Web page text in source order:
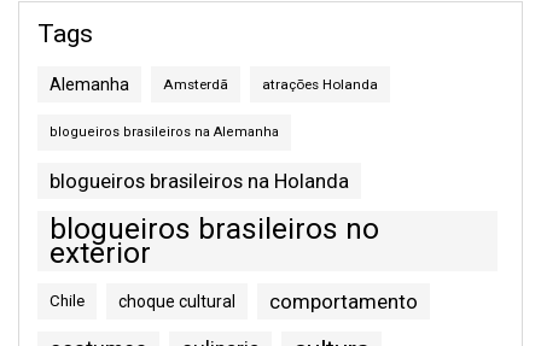
Tags
Alemanha Amsterdã atrações Holanda
blogueiros brasileiros na Alemanha
blogueiros brasileiros na Holanda
blogueiros brasileiros no
exterior
Chile choque cultural comportamento